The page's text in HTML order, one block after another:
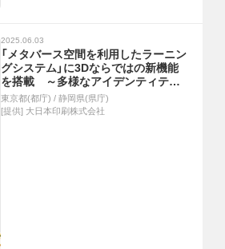
2025.06.03
「メタバース空間を利用したラーニン
グシステム」に3Dならではの新機能
を搭載 ～多様なアイデンティティ
を選べるアバターやコミュニケーシ
ョン促進ツールを追加～
東京都(都庁) / 静岡県(県庁)
[提供] 大日本印刷株式会社